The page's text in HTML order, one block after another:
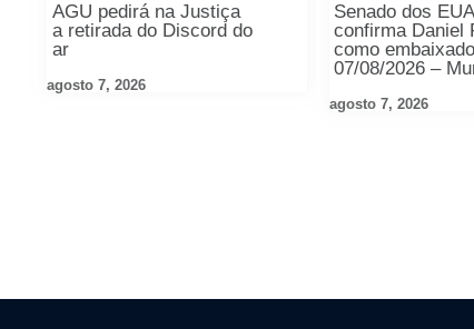
AGU pedirá na Justiça
a retirada do Discord do
ar
agosto 7, 2026
Senado dos EUA
confirma Daniel
como
07/08/2026 –
agosto 7, 2026